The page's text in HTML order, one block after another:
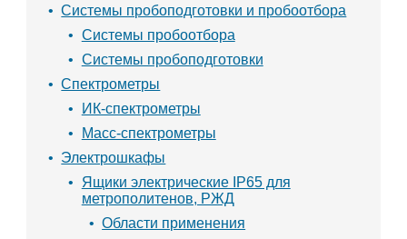
Системы пробоподготовки и пробоотбора
Системы пробоотбора
Системы пробоподготовки
Спектрометры
ИК-спектрометры
Масс-спектрометры
Электрошкафы
Ящики электрические IP65 для
метрополитенов, РЖД
Области применения